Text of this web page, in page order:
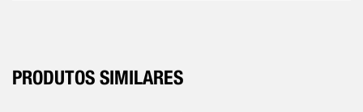
PRODUTOS SIMILARES